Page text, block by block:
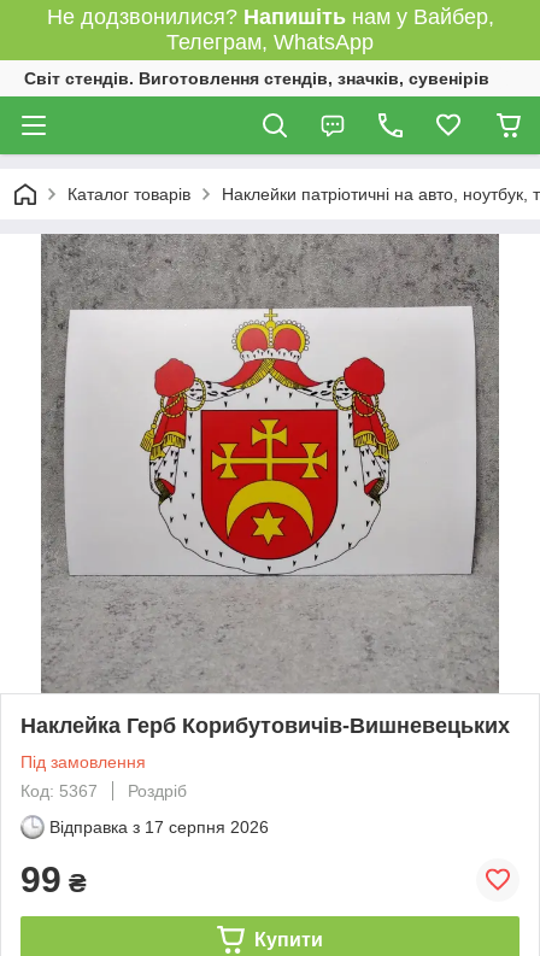
Не додзвонилися? Напишітьнам у Вайбер,
Телеграм, WhatsApp
Світ стендів. Виготовлення стендів, значків, сувенірів
Каталог товарів Наклейки патріотичні на авто,
Наклейка Герб Корибутовичів-Вишневецьких
Під замовлення
Код: 5367
Роздріб
Відправка з 17 серпня 2026
99 ₴
Купити